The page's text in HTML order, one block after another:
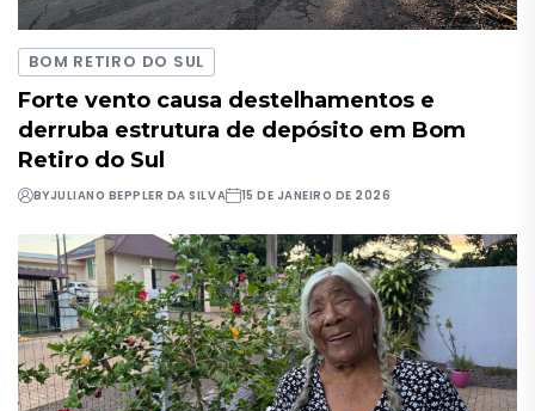
BOM RETIRO DO SUL
Forte vento causa destelhamentos e
derruba estrutura de depósito em Bom
Retiro do Sul
BYJULIANO BEPPLER DA SILVA 15 DE JANEIRO DE 2026